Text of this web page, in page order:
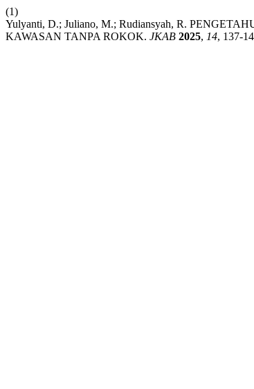
(1)
Yulyanti, D.; Juliano, M.; Rudiansyah, R.
KAWASAN TANPA ROKOK. JKAB 2025, 14, 137-